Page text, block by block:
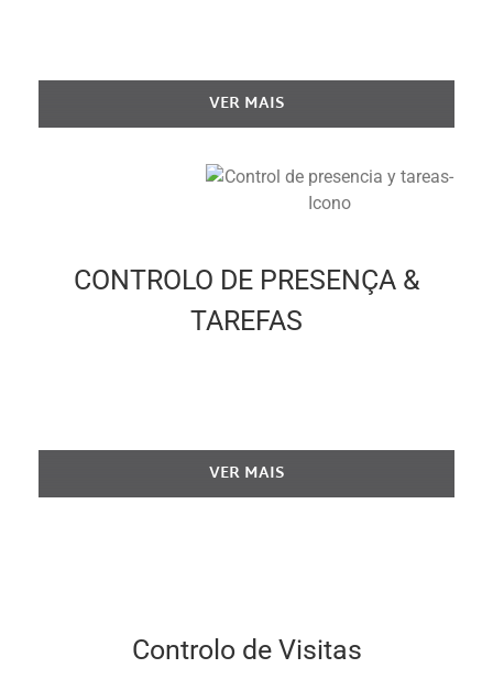
VER MAIS
CONTROLO DE PRESENÇA &
TAREFAS
VER MAIS
Controlo de Visitas